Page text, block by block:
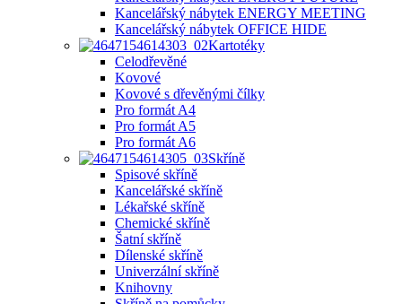
Kancelářský nábytek ENERGY MEETING
Kancelářský nábytek OFFICE HIDE
Kartotéky
Celodřevěné
Kovové
Kovové s dřevěnými čílky
Pro formát A4
Pro formát A5
Pro formát A6
Skříně
Spisové skříně
Kancelářské skříně
Lékařské skříně
Chemické skříně
Šatní skříně
Dílenské skříně
Univerzální skříně
Knihovny